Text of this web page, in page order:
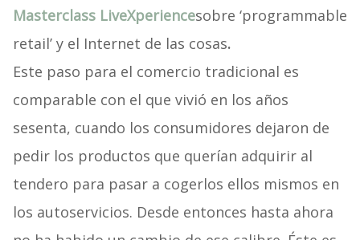
Masterclass LiveXperiencesobre ‘programmable
retail’ y el Internet de las cosas.
Este paso para el comercio tradicional es
comparable con el que vivió en los años
sesenta, cuando los consumidores dejaron de
pedir los productos que querían adquirir al
tendero para pasar a cogerlos ellos mismos en
los autoservicios. Desde entonces hasta ahora